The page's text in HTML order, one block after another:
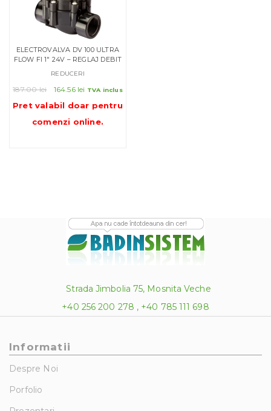
ELECTROVALVA DV 100 ULTRA
FLOW FI 1″ 24V – REGLAJ DEBIT
REDUCERI
187.00lei
Prețul
a
fost:
164.56 lei Prețul
este:
164.56 lei.
TVA inclus
Pret valabil doar pentru
comenzi online.
Strada Jimbolia 75, Mosnita Veche
+40 256 200 278 , +40 785 111 698
Informatii
Despre Noi
Porfolio